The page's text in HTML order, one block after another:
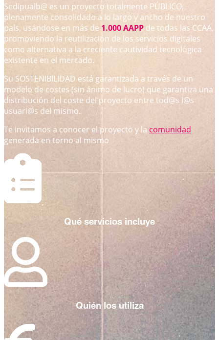
Sedipualb@ es un proyecto totalmente PÚBLICO,
plenamente consolidado a lo largo y ancho de nuestro
país, usándose en más de 1.000 AAPP de todas las CCAA,
promoviendo la reutilización de los servicios digitales
como alternativa a la creciente cautividad tecnológica
existente en el mercado.
Su SOSTENIBILIDAD está garantizada a través de un
modelo de costes (sin ánimo de lucro) que garantiza una
distribución del coste del proyecto entre tod@s l@s
usuari@s del mismo.
Te invitamos a conocer el proyecto y la comunidad
generada en torno al mismo
Qué servicios incluye
Quién los utiliza